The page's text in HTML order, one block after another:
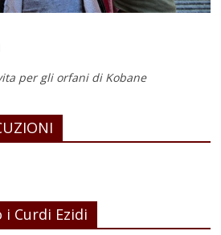
per gli orfani di Kobane
i Curdi Ezidi